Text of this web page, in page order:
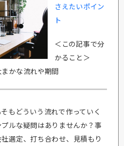
さえたいポイン
ト
＜この記事で分
かること＞
かな流れや期間
もどういう流れで作っていく
ルな疑問はありませんか？事
選定、打ち合わせ、見積もり